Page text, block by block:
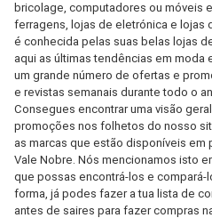
bricolage, computadores ou móveis
ferragens, lojas de eletrónica e lojas
é conhecida pelas suas belas lojas
aqui as últimas tendências em
um grande número de ofertas e
e revistas semanais durante todo o
Consegues encontrar uma visão
promoções nos folhetos do nosso
as marcas que estão disponíveis em
Vale Nobre. Nós mencionamos isto
que possas encontrá-los e
forma, já podes fazer a tua lista de
antes de saires para fazer compras